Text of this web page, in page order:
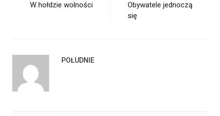
W hołdzie wolności
Obywatele jednoczą
się
POŁUDNIE